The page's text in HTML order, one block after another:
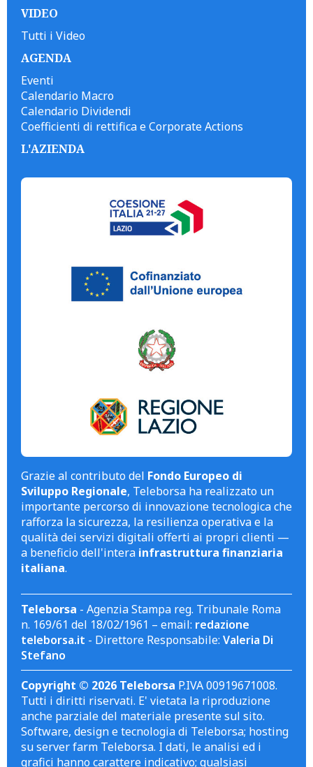
VIDEO
Tutti i Video
AGENDA
Eventi
Calendario Macro
Calendario Dividendi
Coefficienti di rettifica e Corporate Actions
L'AZIENDA
Grazie al contributo del Fondo Europeo di
Sviluppo Regionale, Teleborsa ha realizzato un
importante percorso di innovazione tecnologica che
rafforza la sicurezza, la resilienza operativa e la
qualità dei servizi digitali offerti ai propri clienti —
a beneficio dell'intera infrastruttura finanziaria
italiana.
Teleborsa - Agenzia Stampa reg. Tribunale Roma
n. 169/61 del 18/02/1961 – email: redazione
teleborsa.it - Direttore Responsabile: Valeria Di
Stefano
Copyright © 2026 Teleborsa P.IVA 00919671008.
Tutti i diritti riservati. E' vietata la riproduzione
anche parziale del materiale presente sul sito.
Software, design e tecnologia di Teleborsa; hosting
su server farm Teleborsa. I dati, le analisi ed i
grafici hanno carattere indicativo; qualsiasi